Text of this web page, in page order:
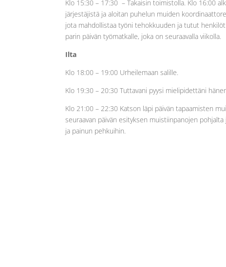
Klo 15:30 – 17:30 – Takaisin toimistolla. Klo 16:00
järjestäjistä ja aloitan puhelun muiden
jota mahdollistaa työni tehokkuuden ja tutut
parin päivän työmatkalle, joka on seuraavalla viikolla.
Ilta
Klo 18:00 – 19:00 Urheilemaan salille.
Klo 19:30 – 20:30 Tuttavani pyysi mielipidettäni
Klo 21:00 – 22:30 Katson läpi päivän tapaamisten
seuraavan päivän esityksen muistiinpanojen
ja painun pehkuihin.